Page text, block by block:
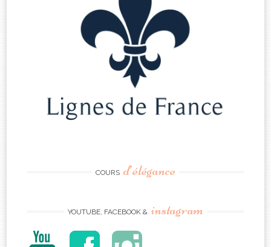
COURS d’élégance
YOUTUBE, FACEBOOK & instagram